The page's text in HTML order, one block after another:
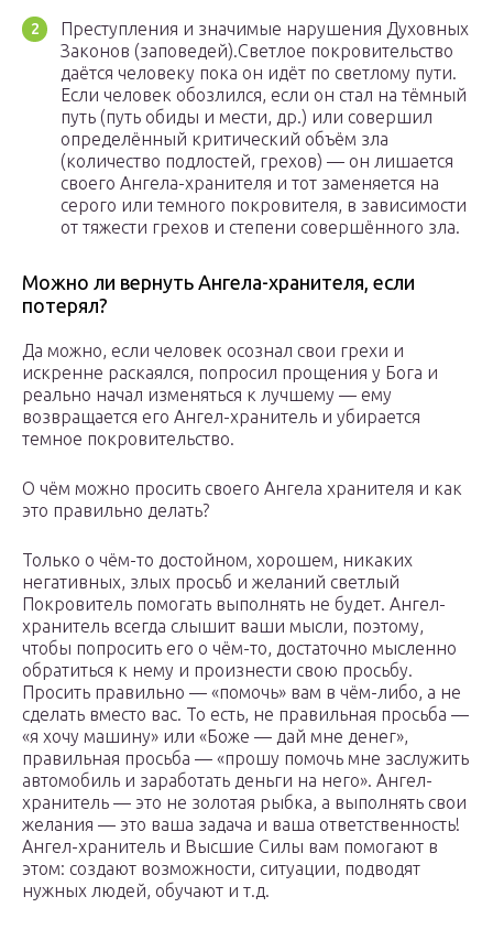
Преступления и значимые нарушения Духовных
Законов (заповедей).Светлое покровительство
даётся человеку пока он идёт по светлому пути.
Если человек обозлился, если он стал на тёмный
путь (путь обиды и мести, др.) или совершил
определённый критический объём зла
(количество подлостей, грехов) — он лишается
своего Ангела-хранителя и тот заменяется на
серого или темного покровителя, в зависимости
от тяжести грехов и степени совершённого зла.
Можно ли вернуть Ангела-хранителя, если
потерял?
Да можно, если человек осознал свои грехи и
искренне раскаялся, попросил прощения у Бога и
реально начал изменяться к лучшему — ему
возвращается его Ангел-хранитель и убирается
темное покровительство.
О чём можно просить своего Ангела хранителя и как
это правильно делать?
Только о чём-то достойном, хорошем, никаких
негативных, злых просьб и желаний светлый
Покровитель помогать выполнять не будет. Ангел-
хранитель всегда слышит ваши мысли, поэтому,
чтобы попросить его о чём-то, достаточно мысленно
обратиться к нему и произнести свою просьбу.
Просить правильно — «помочь» вам в чём-либо, а не
сделать вместо вас. То есть, не правильная просьба —
«я хочу машину» или «Боже — дай мне денег»,
правильная просьба — «прошу помочь мне заслужить
автомобиль и заработать деньги на него». Ангел-
хранитель — это не золотая рыбка, а выполнять свои
желания — это ваша задача и ваша ответственность!
Ангел-хранитель и Высшие Силы вам помогают в
этом: создают возможности, ситуации, подводят
нужных людей, обучают и т.д.